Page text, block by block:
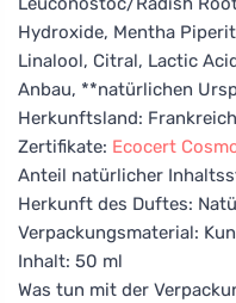
Hydroxide, Mentha
Linalool, Citral, Lactic
Anbau, **natürlichen
Herkunftsland: Frankreich
Zertifikate: Ecocert
Anteil natürlicher
Herkunft des Duftes:
Verpackungsmaterial:
Inhalt: 50 ml
Was tun mit der